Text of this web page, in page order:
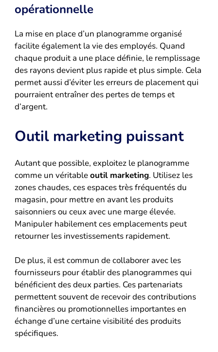
opérationnelle
La mise en place d’un planogramme organisé
facilite également la vie des employés. Quand
chaque produit a une place définie, le remplissage
des rayons devient plus rapide et plus simple. Cela
permet aussi d’éviter les erreurs de placement qui
pourraient entraîner des pertes de temps et
d’argent.
Outil marketing puissant
Autant que possible, exploitez le planogramme
comme un véritableoutil marketing. Utilisez les
zones chaudes, ces espaces très fréquentés du
magasin, pour mettre en avant les produits
saisonniers ou ceux avec une marge élevée.
Manipuler habilement ces emplacements peut
retourner les investissements rapidement.
De plus, il est commun de collaborer avec les
fournisseurs pour établir des planogrammes qui
bénéficient des deux parties. Ces partenariats
permettent souvent de recevoir des contributions
financières ou promotionnelles importantes en
échange d’une certaine visibilité des produits
spécifiques.